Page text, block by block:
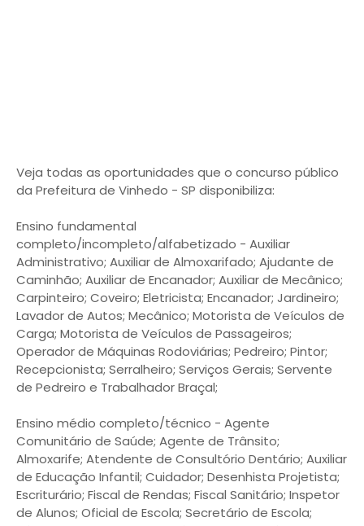
Veja todas as oportunidades que o concurso público
da Prefeitura de Vinhedo - SP disponibiliza:
Ensino fundamental
completo/incompleto/alfabetizado - Auxiliar
Administrativo; Auxiliar de Almoxarifado; Ajudante de
Caminhão; Auxiliar de Encanador; Auxiliar de Mecânico;
Carpinteiro; Coveiro; Eletricista; Encanador; Jardineiro;
Lavador de Autos; Mecânico; Motorista de Veículos de
Carga; Motorista de Veículos de Passageiros;
Operador de Máquinas Rodoviárias; Pedreiro; Pintor;
Recepcionista; Serralheiro; Serviços Gerais; Servente
de Pedreiro e Trabalhador Braçal;
Ensino médio completo/técnico - Agente
Comunitário de Saúde; Agente de Trânsito;
Almoxarife; Atendente de Consultório Dentário; Auxiliar
de Educação Infantil; Cuidador; Desenhista Projetista;
Escriturário; Fiscal de Rendas; Fiscal Sanitário; Inspetor
de Alunos; Oficial de Escola; Secretário de Escola;